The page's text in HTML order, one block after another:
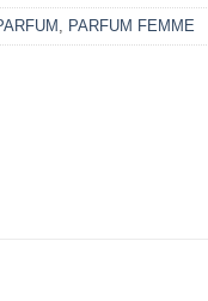
, PARFUM FEMME